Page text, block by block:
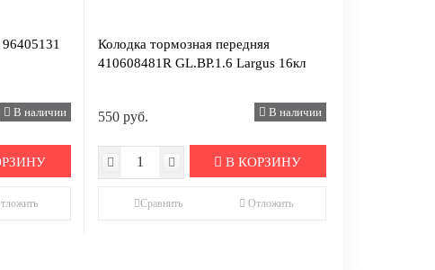
96405131
В наличии
Колодка тормозная передняя
410608481R GL.BP.1.6 Largus 16кл
550 руб. В наличии
В КОРЗИНУ
Сравнить Отложить